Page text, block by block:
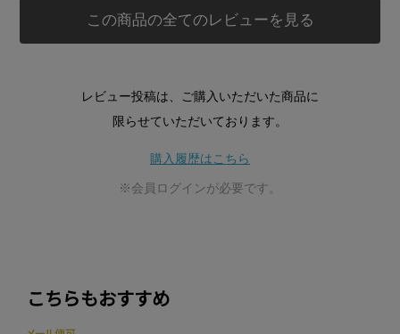
この商品の全てのレビューを見る
レビュー投稿は、ご購入いただいた商品に
限らせていただいております。
購入履歴はこちら
※会員ログインが必要です。
こちらもおすすめ